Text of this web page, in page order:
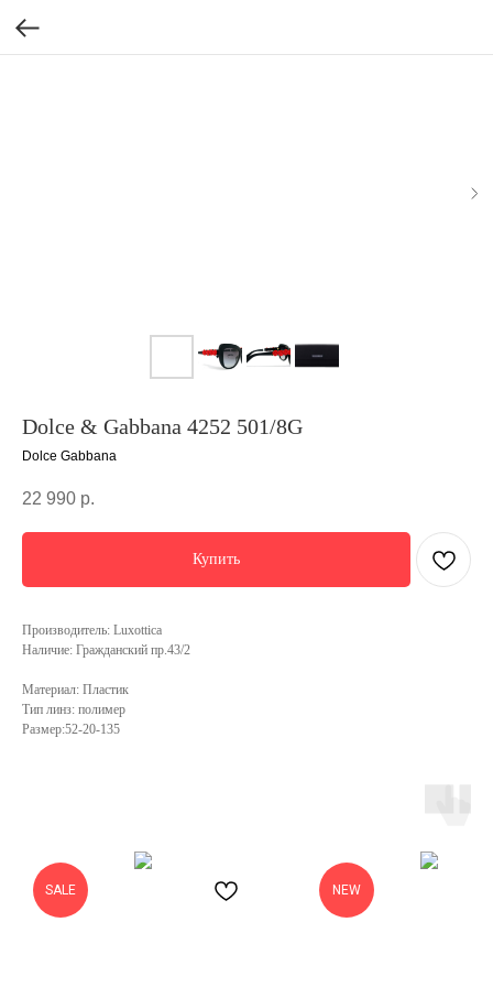
Dolce & Gabbana 4252 501/8G
Dolce Gabbana
22 990 р.
Купить
Производитель: Luxottica
Наличие: Гражданский пр.43/2
Материал: Пластик
Тип линз: полимер
Размер:52-20-135
SALE NEW